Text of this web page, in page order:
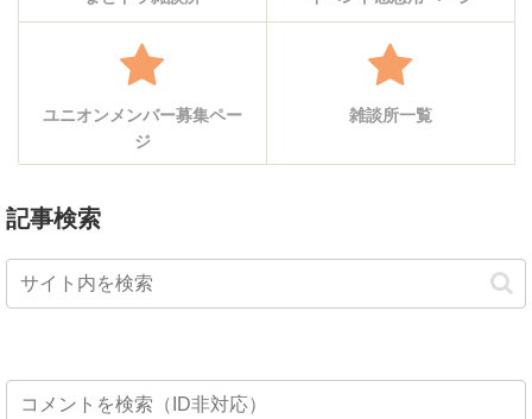
ユニオンメンバー募集ペー
ジ
雑談所一覧
記事検索